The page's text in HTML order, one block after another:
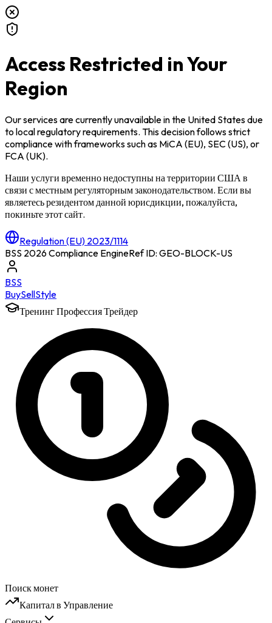
Access Restricted in Your
Region
Our services are currently unavailable inthe United Statesdue
to local regulatory requirements. This decision follows strict
compliance with frameworks such as MiCA (EU), SEC (US), or
FCA (UK).
Наши услуги временно недоступны на территории США в
связи с местным регуляторным законодательством. Если вы
являетесь резидентом данной юрисдикции, пожалуйста,
покиньте этот сайт.
Regulation (EU) 2023/1114
BSS 2026 Compliance EngineRef ID: GEO-BLOCK-US
BSS
BuySellStyle
Тренинг Профессия Трейдер
Поиск монет
Капитал в Управление